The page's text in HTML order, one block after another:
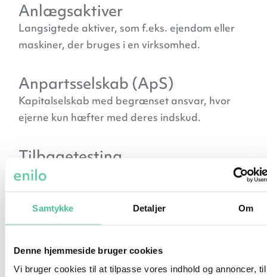
Samtykke Detaljer Om
Denne hjemmeside bruger cookies
Vi bruger cookies til at tilpasse vores indhold og annoncer,
Anlægsaktiver
Langsigtede aktiver, som f.eks. ejendom eller
maskiner, der bruges i en virksomhed.
Anpartsselskab (ApS)
Kapitalselskab med begrænset ansvar, hvor
ejerne kun hæfter med deres indskud.
Tilbagetesting
Test af en handelsstrategi på historiske data
Bæredygtig investering
Investering med fokus på miljø og sociale
forhold